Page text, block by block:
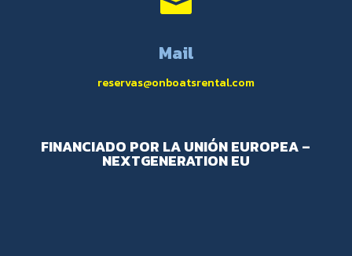
Mail
reservas@onboatsrental.com
FINANCIADO POR LA UNIÓN EUROPEA –
NEXTGENERATION EU